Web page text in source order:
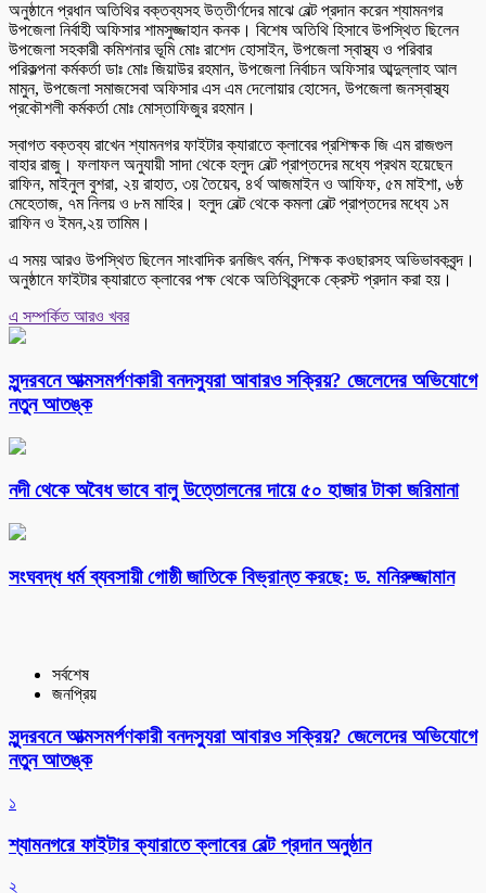
অনুষ্ঠানে প্রধান অতিথির বক্তব্যসহ উত্তীর্ণদের মাঝে বেল্ট প্রদান করেন শ্যামনগর
উপজেলা নির্বাহী অফিসার শামসুজ্জাহান কনক। বিশেষ অতিথি হিসাবে উপস্থিত ছিলেন
উপজেলা সহকারী কমিশনার ভূমি মোঃ রাশেদ হোসাইন, উপজেলা স্বাস্থ্য ও পরিবার
পরিকল্পনা কর্মকর্তা ডাঃ মোঃ জিয়াউর রহমান, উপজেলা নির্বাচন অফিসার আব্দুল্লাহ আল
মামুন, উপজেলা সমাজসেবা অফিসার এস এম দেলোয়ার হোসেন, উপজেলা জনস্বাস্থ্য
প্রকৌশলী কর্মকর্তা মোঃ মোস্তাফিজুর রহমান।
স্বাগত বক্তব্য রাখেন শ্যামনগর ফাইটার ক্যারাতে ক্লাবের প্রশিক্ষক জি এম রাজগুল
বাহার রাজু। ফলাফল অনুযায়ী সাদা থেকে হলুদ বেল্ট প্রাপ্তদের মধ্যে প্রথম হয়েছেন
রাফিন, মাইনুল বুশরা, ২য় রাহাত, ৩য় তৈয়েব, ৪র্থ আজমাইন ও আফিফ, ৫ম মাইশা, ৬ষ্ঠ
মেহেতাজ, ৭ম নিলয় ও ৮ম মাহির। হলুদ বেল্ট থেকে কমলা বেল্ট প্রাপ্তদের মধ্যে ১ম
রাফিন ও ইমন,২য় তামিম।
এ সময় আরও উপস্থিত ছিলেন সাংবাদিক রনজিৎ বর্মন, শিক্ষক কওছারসহ অভিভাবকবৃন্দ।
অনুষ্ঠানে ফাইটার ক্যারাতে ক্লাবের পক্ষ থেকে অতিথিবৃন্দকে ক্রেস্ট প্রদান করা হয়।
এ সম্পর্কিত আরও খবর
সুন্দরবনে আত্মসমর্পণকারী বনদস্যুরা আবারও সক্রিয়? জেলেদের অভিযোগে
নতুন আতঙ্ক
নদী থেকে অবৈধ ভাবে বালু উত্তোলনের দায়ে ৫০ হাজার টাকা জরিমানা
সংঘবদ্ধ ধর্ম ব্যবসায়ী গোষ্ঠী জাতিকে বিভ্রান্ত করছে: ড. মনিরুজ্জামান
সর্বশেষ
জনপ্রিয়
সুন্দরবনে আত্মসমর্পণকারী বনদস্যুরা আবারও সক্রিয়? জেলেদের অভিযোগে
নতুন আতঙ্ক
১
শ্যামনগরে ফাইটার ক্যারাতে ক্লাবের বেল্ট প্রদান অনুষ্ঠান
২